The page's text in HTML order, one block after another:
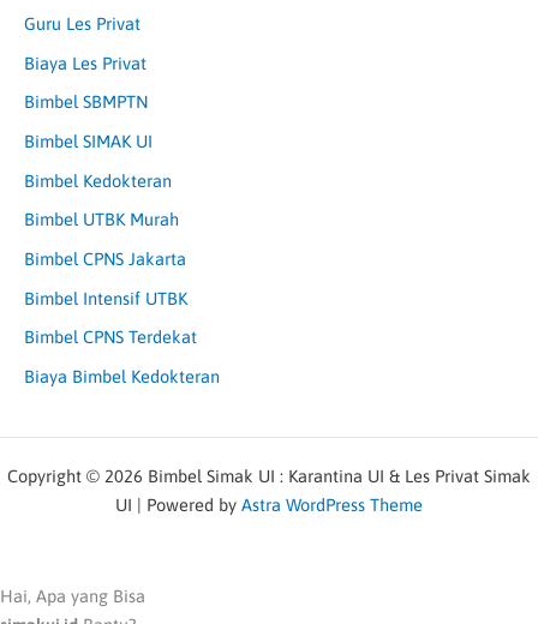
Guru Les Privat
Biaya Les Privat
Bimbel SBMPTN
Bimbel SIMAK UI
Bimbel Kedokteran
Bimbel UTBK Murah
Bimbel CPNS Jakarta
Bimbel Intensif UTBK
Bimbel CPNS Terdekat
Biaya Bimbel Kedokteran
Copyright © 2026 Bimbel Simak UI : Karantina UI & Les Privat Simak
UI | Powered by Astra WordPress Theme
Hai, Apa yang Bisa